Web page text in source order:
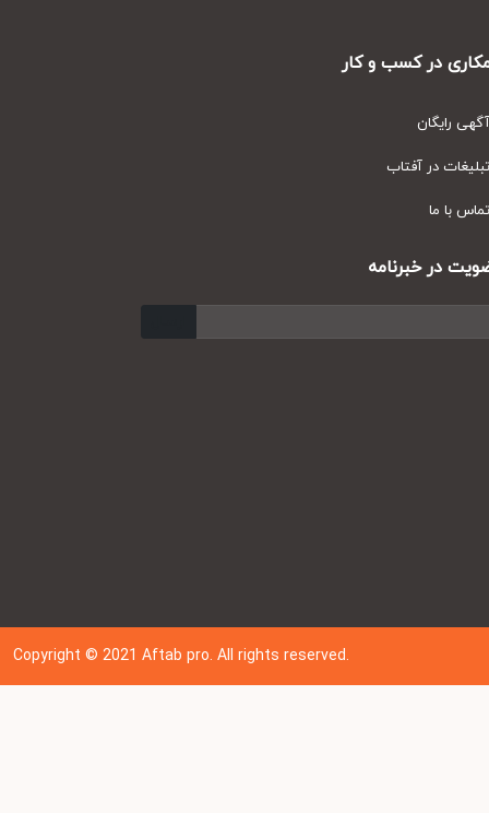
در کسب و کار
رایگان
در آفتاب
با ما
در خبرنامه
Copyright © 202 1Aftab pro. All rights reserved.